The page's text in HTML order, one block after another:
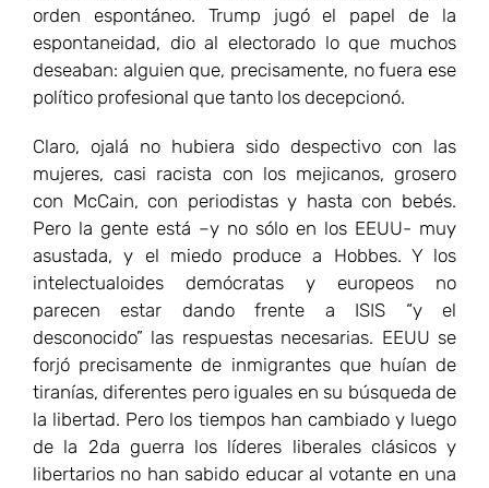
orden espontáneo. Trump jugó el papel de la
espontaneidad, dio al electorado lo que muchos
deseaban: alguien que, precisamente, no fuera ese
político profesional que tanto los decepcionó.
Claro, ojalá no hubiera sido despectivo con las
mujeres, casi racista con los mejicanos, grosero
con McCain, con periodistas y hasta con bebés.
Pero la gente está –y no sólo en los EEUU- muy
asustada, y el miedo produce a Hobbes. Y los
intelectualoides demócratas y europeos no
parecen estar dando frente a ISIS “y el
desconocido” las respuestas necesarias. EEUU se
forjó precisamente de inmigrantes que huían de
tiranías, diferentes pero iguales en su búsqueda de
la libertad. Pero los tiempos han cambiado y luego
de la 2da guerra los líderes liberales clásicos y
libertarios no han sabido educar al votante en una